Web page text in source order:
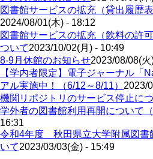
図書館サービスの拡充（貸出履歴
2024/08/01(木) - 18:12
図書館サービスの拡充（飲料の許
ついて2023/10/02(月) - 10:49
8-9月休館のお知らせ2023/08/08(火
【学内者限定】電子ジャーナル「
アル実施中！（6/12～8/11） 2023/
機関リポジトリのサービス停止に
学外者の図書館利用再開について（
16:31
令和4年度 秋田県立大学附属図書
いて2023/03/03(金) - 15:49